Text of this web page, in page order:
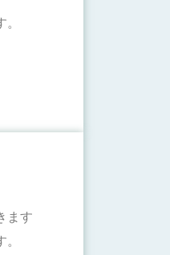
ます